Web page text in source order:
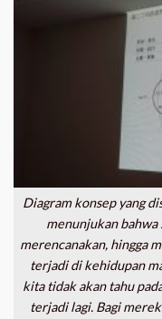
Diagram konsep yang
menunjukan bahwa
merencanakan, hingga
terjadi di kehidupan
kita tidak akan tahu
terjadi lagi. Bagi